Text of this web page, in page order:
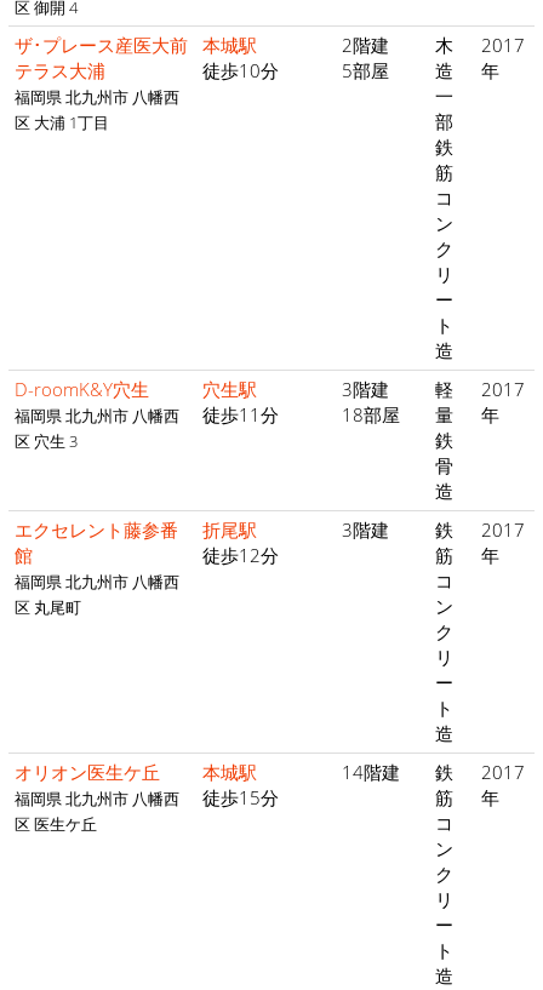
区 御開 4
ザ･プレース産医大前
テラス大浦
福岡県 北九州市 八幡西
区 大浦 1丁目
本城駅
徒歩10分
2階建
5部屋
木
造
一
部
鉄
筋
コ
ン
ク
リ
ー
ト
造
2017
年
D-roomK&Y穴生
福岡県 北九州市 八幡西
区 穴生 3
穴生駅
徒歩11分
3階建
18部屋
軽
量
鉄
骨
造
2017
年
エクセレント藤参番
館
福岡県 北九州市 八幡西
区 丸尾町
折尾駅
徒歩12分
3階建
鉄
筋
コ
ン
ク
リ
ー
ト
造
2017
年
オリオン医生ケ丘
福岡県 北九州市 八幡西
区 医生ケ丘
本城駅
徒歩15分
14階建
鉄
筋
コ
ン
ク
リ
ー
ト
造
2017
年